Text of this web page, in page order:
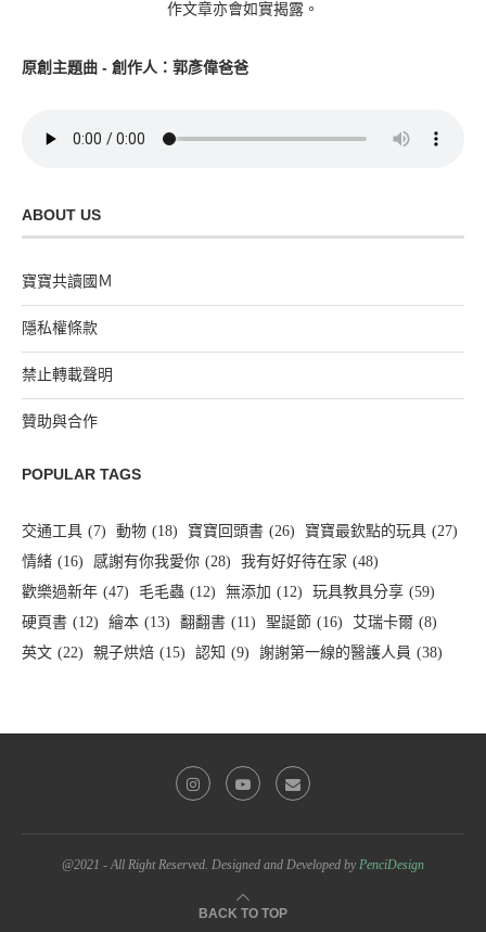
作文章亦會如實揭露。
原創主題曲 - 創作人：郭彥偉爸爸
ABOUT US
寶寶共讀國Ｍ
隱私權條款
禁止轉載聲明
贊助與合作
POPULAR TAGS
交通工具 (7) 動物 (18) 寶寶回頭書 (26) 寶寶最欽點的玩具 (27)
情緒 (16) 感謝有你我愛你 (28) 我有好好待在家 (48)
歡樂過新年 (47) 毛毛蟲 (12) 無添加 (12) 玩具教具分享 (59)
硬頁書 (12) 繪本 (13) 翻翻書 (11) 聖誕節 (16) 艾瑞卡爾 (8)
英文 (22) 親子烘焙 (15) 認知 (9) 謝謝第一線的醫護人員 (38)
@2021 - All Right Reserved. Designed and Developed byPenciDesign
BACK TO TOP